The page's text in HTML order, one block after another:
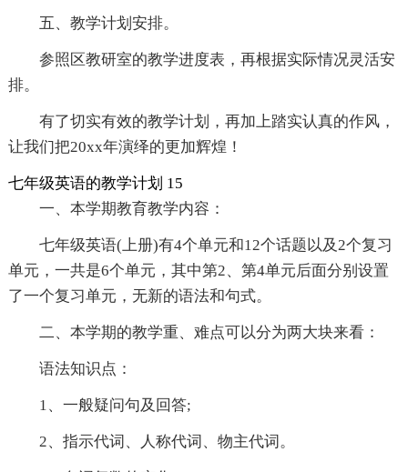
五、教学计划安排。
参照区教研室的教学进度表，再根据实际情况灵活安
排。
有了切实有效的教学计划，再加上踏实认真的作风，
让我们把20xx年演绎的更加辉煌！
七年级英语的教学计划 15
一、本学期教育教学内容：
七年级英语(上册)有4个单元和12个话题以及2个复习
单元，一共是6个单元，其中第2、第4单元后面分别设置
了一个复习单元，无新的语法和句式。
二、本学期的教学重、难点可以分为两大块来看：
语法知识点：
1、一般疑问句及回答;
2、指示代词、人称代词、物主代词。